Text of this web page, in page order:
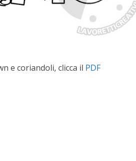
e coriandoli, clicca il PDF